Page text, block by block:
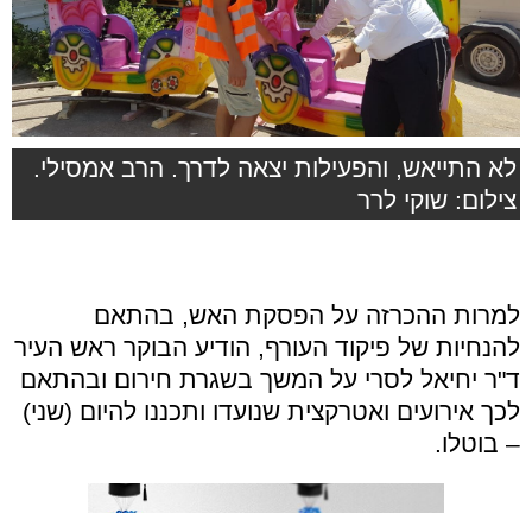
לא התייאש, והפעילות יצאה לדרך. הרב אמסילי.
צילום: שוקי לרר
למרות ההכרזה על הפסקת האש, בהתאם
להנחיות של פיקוד העורף, הודיע הבוקר ראש העיר
ד"ר יחיאל לסרי על המשך בשגרת חירום ובהתאם
לכך אירועים ואטרקצית שנועדו ותכננו להיום (שני)
– בוטלו.